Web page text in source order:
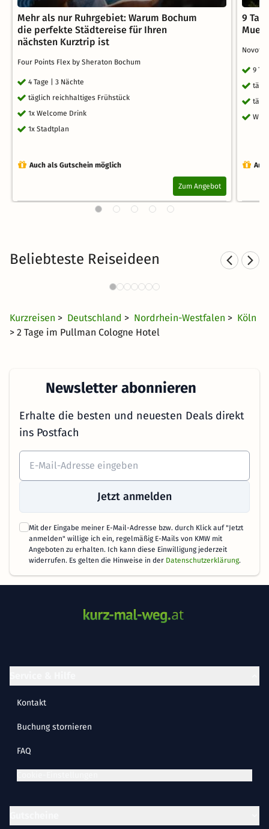
Mehr als nur Ruhrgebiet: Warum Bochum
die perfekte Städtereise für Ihren
nächsten Kurztrip ist
Four Points Flex by Sheraton Bochum
4 Tage | 3 Nächte
täglich reichhaltiges Frühstück
1x Welcome Drink
1x Stadtplan
Auch als Gutschein möglich
Zum Angebot
9
9
Beliebteste Reiseideen
Städtereisen nach Köln
391 Angebote
Kurzreisen > Deutschland > Nordrhein-Westfalen > Köln
> 2 Tage im Pullman Cologne Hotel
Newsletter abonnieren
Erhalte die besten und neuesten Deals direkt
ins Postfach
Jetzt anmelden
Mit der Eingabe meiner E-Mail-Adresse bzw. durch Klick auf "Jetzt
anmelden" willige ich ein, regelmäßig E-Mails von KMW mit
Angeboten zu erhalten. Ich kann diese Einwilligung jederzeit
widerrufen. Es gelten die Hinweise in der Datenschutzerklärung.
Kontakt
Buchung stornieren
FAQ